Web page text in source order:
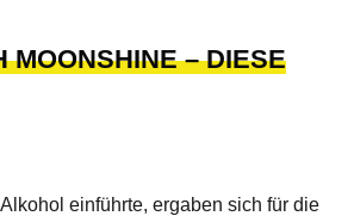
MOONSHINE – DIESE
einführte, ergaben sich für die